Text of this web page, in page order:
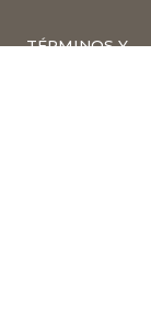
TÉRMINOS Y